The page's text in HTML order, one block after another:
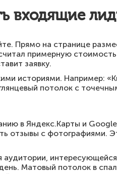
входящие
Прямо на странице
примерную
заявку.
историями. Например:
потолок с
в Яндекс.Карты и
отзывы с фотографиями.
аудитории,
Матовый потолок в